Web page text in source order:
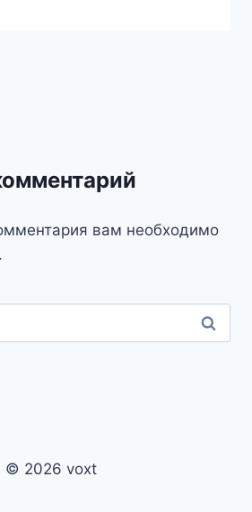
вам необходимо
.
© 2026 voxt